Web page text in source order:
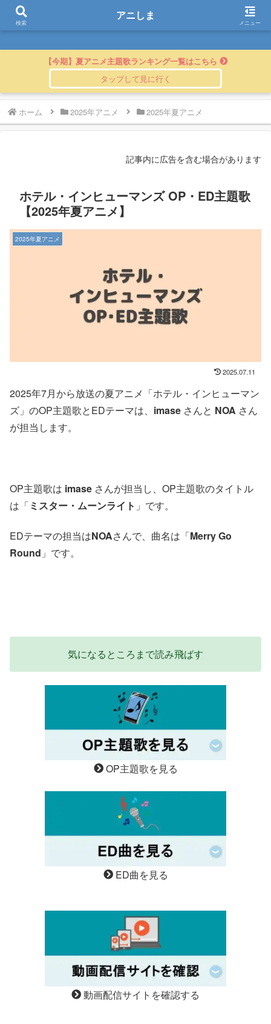
アニしま
【今期】夏アニメ主題歌ランキング一覧はこちら
ホーム 2025年アニメ 2025年夏アニメ
記事内に広告を含む場合があります
ホテル・インヒューマンズ OP・ED主題歌
【2025年夏アニメ】
2025年夏アニメ
2025.07.11
2025年7月から放送の夏アニメ「ホテル・インヒューマン
ズ」のOP主題歌とEDテーマは、 imase さんと NOA さん
が担当します。
OP主題歌は imase さんが担当し、OP主題歌のタイトル
は「ミスター・ムーンライト 」です。
EDテーマの担当はNOAさんで、曲名は「Merry Go
Round 」です。
気になるところまで読み飛ばす
OP主題歌を見る
ED曲を見る
動画配信サイトを確認する
検索
アニしま
メニュー